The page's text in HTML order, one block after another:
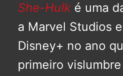
She-Hulk é uma
a Marvel Studios
Disney+ no ano
primeiro